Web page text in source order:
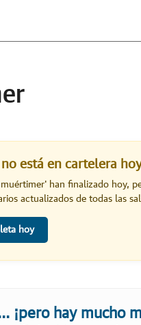
está en cartelera
muértimer' han finalizado hoy,
actualizados de todas las
hoy
¡pero hay mucho